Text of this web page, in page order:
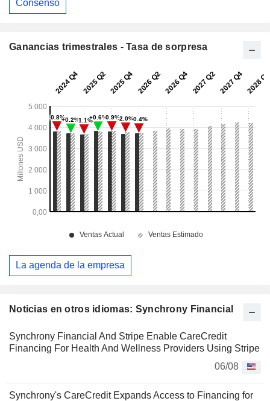
Noticias en otros idiomas: Synchrony Financial
Synchrony Financial And Stripe Enable CareCredit
Financing For Health And Wellness Providers Using Stripe
06/08
Synchrony's CareCredit Expands Access to Financing for
Consenso
Ganancias trimestrales - Tasa de sorpresa
La agenda de la empresa